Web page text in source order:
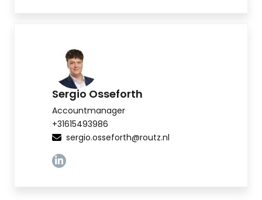
Sergio Osseforth
Accountmanager
+31615493986
sergio.osseforth@routz.nl
Linkedin